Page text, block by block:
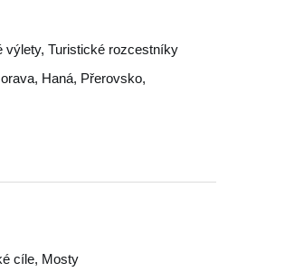
výlety, Turistické rozcestníky
, Haná, Přerovsko,
cíle, Mosty